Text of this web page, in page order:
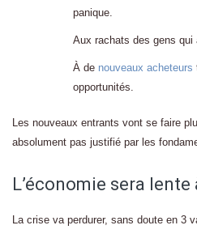
panique.
Aux rachats des gens qui
À de nouveaux acheteurs
opportunités.
Les nouveaux entrants vont se faire
absolument pas justifié par les
L’économie sera
La crise va perdurer, sans doute en 3